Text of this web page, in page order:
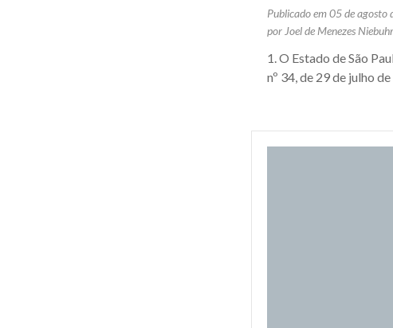
Publicado em 05 de agosto
por Joel de Menezes Niebuhr
1. O Estado de São
nº 34, de 29 de julho